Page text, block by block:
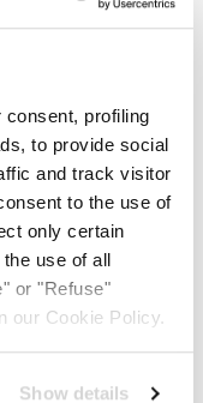
profiling
to provide social
and track visitor
to the use of
only certain
use of all
or "Refuse"
our Cookie Policy.
Show details
che più ci
a restare motivati